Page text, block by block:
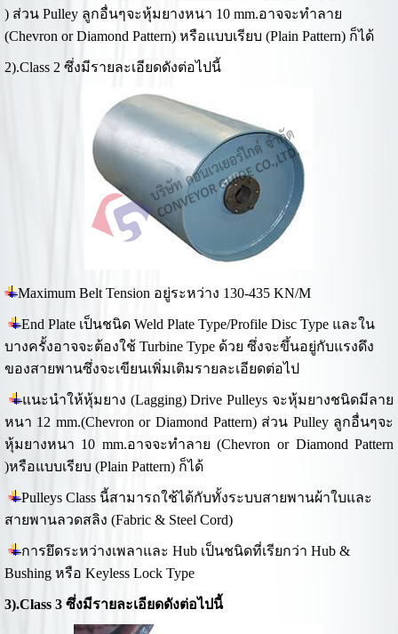
) ส่วน Pulley ลูกอื่นๆจะหุ้มยางหนา 10 mm.อาจจะทำลาย
(Chevron or Diamond Pattern) หรือแบบเรียบ (Plain Pattern) ก็ได้
2).Class 2 ซึ่งมีรายละเอียดดังต่อไปนี้
Maximum Belt Tension อยู่ระหว่าง 130-435 KN/M
End Plate เป็นชนิด Weld Plate Type/Profile Disc Type และใน
บางครั้งอาจจะต้องใช้ Turbine Type ด้วย ซึ่งจะขึ้นอยู่กับแรงดึง
ของสายพานซึ่งจะเขียนเพิ่มเติมรายละเอียดต่อไป
แนะนำให้หุ้มยาง (Lagging) Drive Pulleys จะหุ้มยางชนิดมีลาย
หนา 12 mm.(Chevron or Diamond Pattern) ส่วน Pulley ลูกอื่นๆจะ
หุ้มยางหนา 10 mm.อาจจะทำลาย (Chevron or Diamond Pattern
)หรือแบบเรียบ (Plain Pattern) ก็ได้
Pulleys Class นี้สามารถใช้ได้กับทั้งระบบสายพานผ้าใบและ
สายพานลวดสลิง (Fabric & Steel Cord)
การยึดระหว่างเพลาและ Hub เป็นชนิดที่เรียกว่า Hub &
Bushing หรือ Keyless Lock Type
3).Class 3 ซึ่งมีรายละเอียดดังต่อไปนี้